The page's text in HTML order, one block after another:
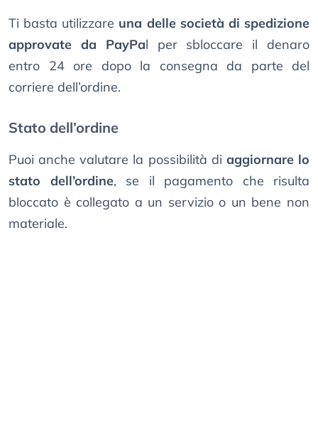
Ti basta utilizzare una delle società di spedizione
approvate da PayPal per sbloccare il denaro
entro 24 ore dopo la consegna da parte del
corriere dell’ordine.
Stato dell’ordine
Puoi anche valutare la possibilità di aggiornare lo
stato dell’ordine, se il pagamento che risulta
bloccato è collegato a un servizio o un bene non
materiale.